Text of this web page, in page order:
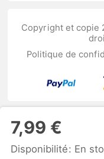
7,99 €
Disponibilité: En
Copyright et copie
Politique de